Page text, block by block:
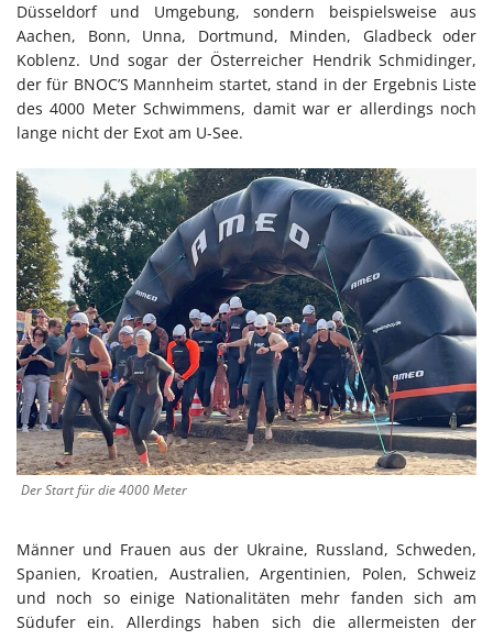
Düsseldorf und Umgebung, sondern beispielsweise aus
Aachen, Bonn, Unna, Dortmund, Minden, Gladbeck oder
Koblenz. Und sogar der Österreicher Hendrik Schmidinger,
der für BNOC’S Mannheim startet, stand in der Ergebnis Liste
des 4000 Meter Schwimmens, damit war er allerdings noch
lange nicht der Exot am U-See.
Der Start für die 4000 Meter
Männer und Frauen aus der Ukraine, Russland, Schweden,
Spanien, Kroatien, Australien, Argentinien, Polen, Schweiz
und noch so einige Nationalitäten mehr fanden sich am
Südufer ein. Allerdings haben sich die allermeisten der